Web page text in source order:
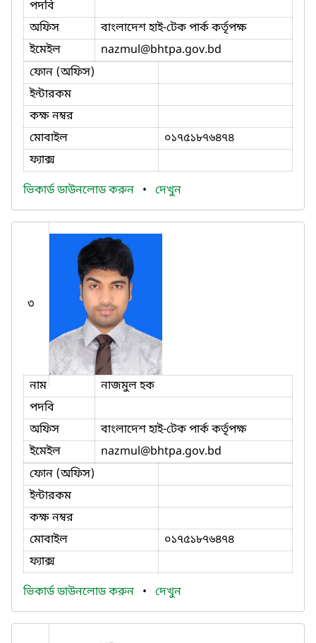
পদবি
অফিস
বাংলাদেশ হাই-টেক পার্ক কর্তৃপক্ষ
ইমেইল
nazmul@bhtpa.gov.bd
ফোন (অফিস)
ইন্টারকম
কক্ষ নম্বর
মোবাইল
০১৭৫১৮৭৬৪৭৪
ফ্যাক্স
ভিকার্ড ডাউনলোড করুন • দেখুন
৩
নাম
নাজমুল হক
পদবি
অফিস
বাংলাদেশ হাই-টেক পার্ক কর্তৃপক্ষ
ইমেইল
nazmul@bhtpa.gov.bd
ফোন (অফিস)
ইন্টারকম
কক্ষ নম্বর
মোবাইল
০১৭৫১৮৭৬৪৭৪
ফ্যাক্স
ভিকার্ড ডাউনলোড করুন • দেখুন